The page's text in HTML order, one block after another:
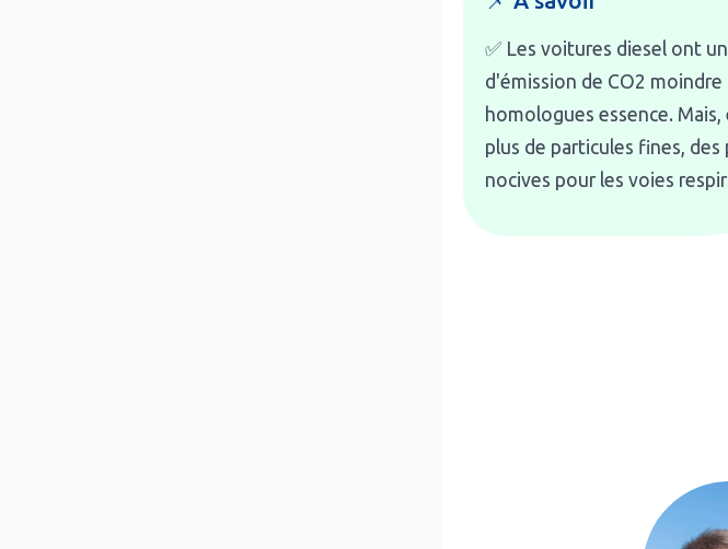
✅ Les voitures diesel ont
d'émission de CO2 moindre
homologues essence.
plus de particules fines, des
nocives pour les voies